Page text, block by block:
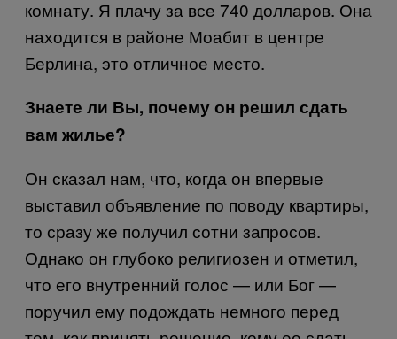
комнату. Я плачу за все 740 долларов. Она
находится в районе Моабит в центре
Берлина, это отличное место.
Знаете ли Вы, почему он решил сдать
вам жилье?
Он сказал нам, что, когда он впервые
выставил объявление по поводу квартиры,
то сразу же получил сотни запросов.
Однако он глубоко религиозен и отметил,
что его внутренний голос — или Бог —
поручил ему подождать немного перед